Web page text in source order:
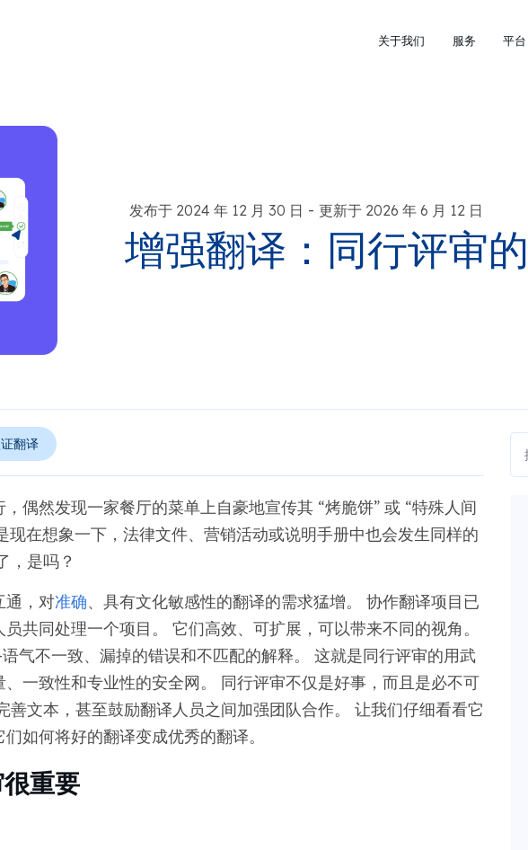
关于我们 服务 平台
发布于 2024 年 12 月 30 日 - 更新于 2026 年 6 月 12 日
增强翻译：同行评审
翻译
偶然发现一家餐厅的菜单上自豪地宣传其 “烤脆饼” 或 “特殊人间
现在想象一下，法律文件、营销活动或说明手册中也会发生同样的
，是吗？
通，对准确、具有文化敏感性的翻译的需求猛增。 协作翻译项目已
共同处理一个项目。 它们高效、可扩展，可以带来不同的视角。
气不一致、漏掉的错误和不匹配的解释。 这就是同行评审的用武
一致性和专业性的安全网。 同行评审不仅是好事，而且是必不可
善文本，甚至鼓励翻译人员之间加强团队合作。 让我们仔细看看它
如何将好的翻译变成优秀的翻译。
重要